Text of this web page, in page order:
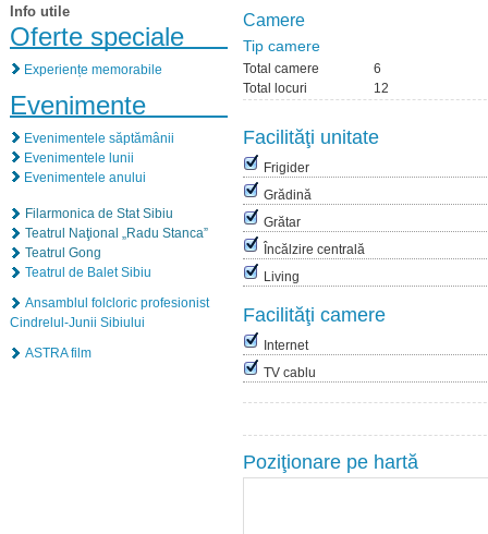
Info utile
Oferte speciale
Experiențe memorabile
Evenimente
Evenimentele săptămânii
Evenimentele lunii
Evenimentele anului
Filarmonica de Stat Sibiu
Teatrul Naţional „Radu Stanca”
Teatrul Gong
Teatrul de Balet Sibiu
Ansamblul folcloric profesionist
Cindrelul-Junii Sibiului
ASTRA film
Camere
Tip camere
Total camere
6
Total locuri
12
Facilităţi unitate
Frigider
Grădină
Grătar
Încălzire centrală
Living
Facilităţi camere
Internet
TV cablu
Poziţionare pe hartă